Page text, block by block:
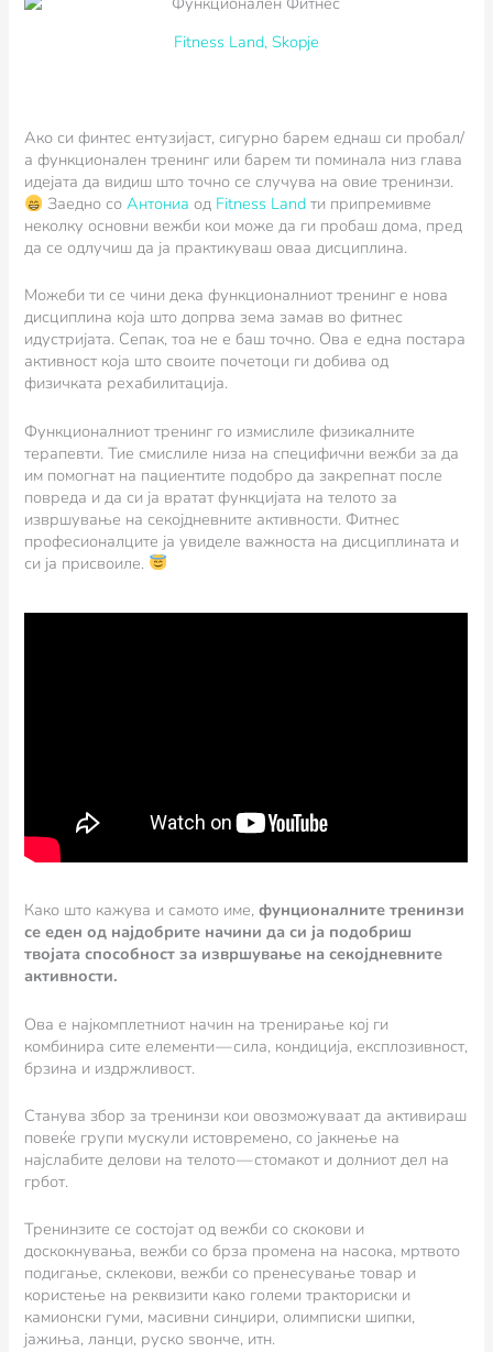
Fitness Land, Skopje
Ако си финтес ентузијаст, сигурно барем еднаш си пробал/
а функционален тренинг или барем ти поминала низ глава
идејата да видиш што точно се случува на овие тренинзи.
Заедно соАнтониа од Fitness Land ти припремивме
неколку основни вежби кои може да ги пробаш дома, пред
да се одлучиш да ја практикуваш овaа дисциплина.
Можеби ти се чини дека функционалниот тренинг е нова
дисциплина која што допрва зема замав во фитнес
идустријата. Сепак, тоа не е баш точно. Ова е една постара
активност која што своите почетоци ги добива од
физичката рехабилитација.
Функционалниот тренинг го измислиле физикалните
терапевти. Тие смислиле низа на специфични вежби за да
им помогнат на пациентите подобро да закрепнат после
повреда и да си ја вратат функцијата на телото за
извршување на секојдневните активности. Фитнес
професионалците ја увиделе важноста на дисциплината и
си ја присвоиле.
Како што кажува и самото име,фунционалните тренинзи
се еден од најдобрите начини да си ја подобриш
твојата способност за извршување на секојдневните
активности.
Ова е најкомплетниот начин на тренирање кој ги
комбинира сите елементи — сила, кондиција, експлозивност,
брзина и издржливост.
Станува збор за тренинзи кои овозможуваат да активираш
повеќе групи мускули истовремено, со јакнење на
најслабите делови на телото — стомакот и долниот дел на
грбот.
Тренинзите се состојат од вежби со скокови и
доскокнувања, вежби со брза промена на насока, мртвото
подигање, склекови, вежби со пренесување товар и
користење на реквизити како големи тракториски и
камионски гуми, масивни синџири, олимписки шипки,
јажиња, ланци, руско ѕвонче, итн.